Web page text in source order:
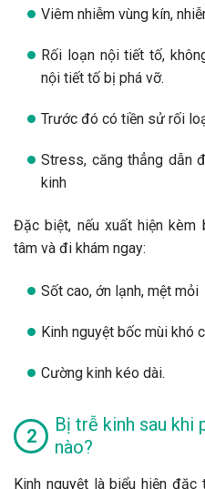
Viêm nhiễm vùng kín,
Rối loạn nội tiết tố,
nội tiết tố bị phá vỡ.
Trước đó có tiền sử rối
Stress, căng thẳng dẫn
kinh
Đặc biệt, nếu xuất hiện kèm
tâm và đi khám ngay:
Sốt cao, ớn lạnh, mệt mỏi
Kinh nguyệt bốc mùi khó
Cường kinh kéo dài.
Bị trễ kinh sau khi
nào?
Kinh nguyệt là biểu hiện